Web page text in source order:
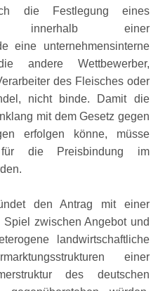
die Festlegung eines
innerhalb einer
eine unternehmensinterne
andere Wettbewerber,
des Fleisches oder
nicht binde. Damit die
mit dem Gesetz gegen
erfolgen könne, müsse
die Preisbindung im
den Antrag mit einer
zwischen Angebot und
landwirtschaftliche
einer
des deutschen